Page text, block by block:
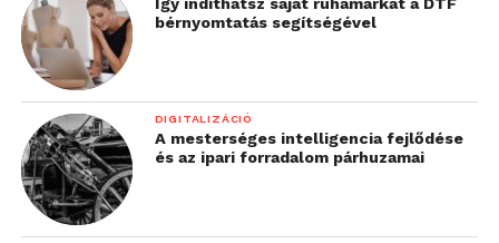
bérnyomtatás segítségével
DIGITALIZÁCIÓ
A mesterséges intelligencia fejlődése
és az ipari forradalom párhuzamai